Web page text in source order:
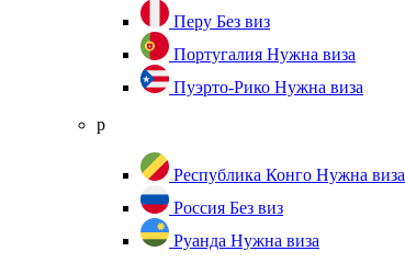
Перу Без виз
Португалия Нужна виза
Пуэрто-Рико Нужна виза
р
Республика Конго Нужна виза
Россия Без виз
Руанда Нужна виза